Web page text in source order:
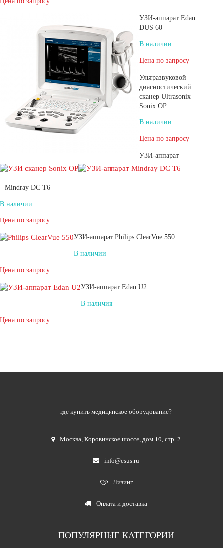
УЗИ-аппарат Edan
DUS 60
В наличии
Цена по запросу
Ультразвуковой
диагностический
сканер Ultrasonix
Sonix OP
В наличии
Цена по запросу
УЗИ-аппарат
Mindray DC T6
В наличии
Цена по запросу
УЗИ-аппарат Philips ClearVue 550
В наличии
Цена по запросу
УЗИ-аппарат Edan U2
В наличии
Цена по запросу
где купить медицинское оборудование?
Москва ,Коровинское шоссе, дом 10, стр. 2
info@esus.ru
Лизинг
Оплата и доставка
ПОПУЛЯРНЫЕ КАТЕГОРИИ